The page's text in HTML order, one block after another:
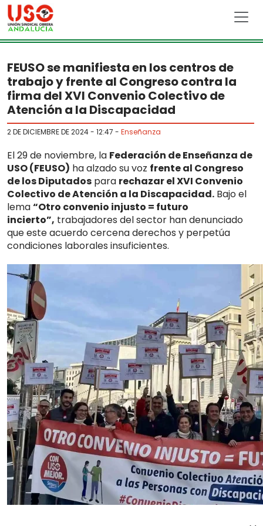
Skip to main content
FEUSO se manifiesta en los centros de
trabajo y frente al Congreso contra la
firma del XVI Convenio Colectivo de
Atención a la Discapacidad
2 DE DICIEMBRE DE 2024 - 12:47 - Enseñanza
El 29 de noviembre, la Federación de Enseñanza de
USO (FEUSO) ha alzado su voz frente al Congreso
de los Diputados para rechazar el XVI Convenio
Colectivo de Atención a la Discapacidad. Bajo el
lema“Otro convenio injusto = futuro
incierto”, trabajadores del sector han denunciado
que este acuerdo cercena derechos y perpetúa
condiciones laborales insuficientes.